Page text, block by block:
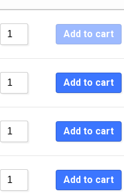
Sort by Rating
Sort by Price low to high
Sort by Newness
Sort by Name Z - A
Add to cart
Add to cart
Add to cart
Add to cart